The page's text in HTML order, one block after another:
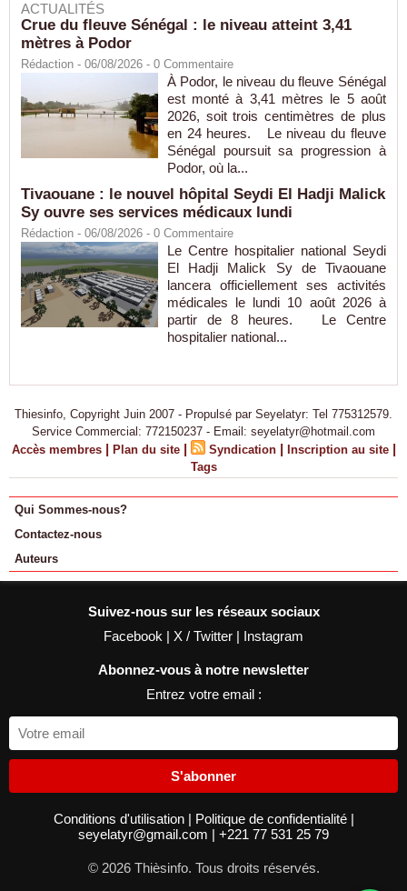
ACTUALITÉS
Crue du fleuve Sénégal : le niveau atteint 3,41
mètres à Podor
Rédaction - 06/08/2026 - 0 Commentaire
À Podor, le niveau du fleuve Sénégal
est monté à 3,41 mètres le 5 août
2026, soit trois centimètres de plus
en 24 heures. Le niveau du fleuve
Sénégal poursuit sa progression à
Podor, où la...
Tivaouane : le nouvel hôpital Seydi El Hadji Malick
Sy ouvre ses services médicaux lundi
Rédaction - 06/08/2026 - 0 Commentaire
Le Centre hospitalier national Seydi
El Hadji Malick Sy de Tivaouane
lancera officiellement ses activités
médicales le lundi 10 août 2026 à
partir de 8 heures. Le Centre
hospitalier national...
Thiesinfo, Copyright Juin 2007 - Propulsé par Seyelatyr: Tel 775312579.
Service Commercial: 772150237 - Email: seyelatyr@hotmail.com
Accès membres | Plan du site | Syndication | Inscription au site |
Tags
Qui Sommes-nous?
Contactez-nous
Auteurs
Suivez-nous sur les réseaux sociaux
Facebook | X / Twitter | Instagram
Abonnez-vous à notre newsletter
Entrez votre email :
S'abonner
Conditions d'utilisation | Politique de confidentialité |
seyelatyr@gmail.com | +221 77 531 25 79
© 2026 Thièsinfo. Tous droits réservés.